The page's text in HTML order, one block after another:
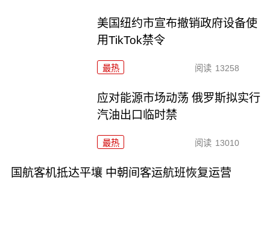
美国纽约市宣布撤销政府设备使
用TikTok禁令
最热 阅读 13258
应对能源市场动荡 俄罗斯拟实行
汽油出口临时禁
最热 阅读 13010
国航客机抵达平壤 中朝间客运航班恢复运营